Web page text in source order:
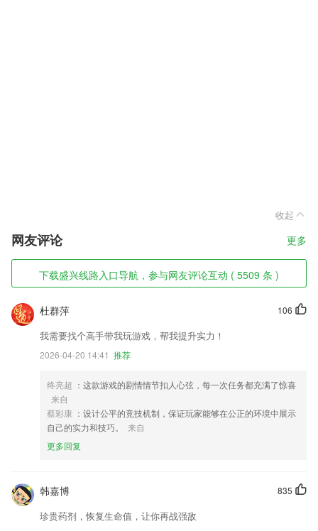
收起
网友评论 更多
下载盛兴线路入口导航，参与网友评论互动 ( 5509 条 )
106
杜群萍
我需要找个高手带我玩游戏，帮我提升实力！
2026-04-20 14:41 推荐
终亮超 ：这款游戏的剧情情节扣人心弦，每一次任务都充满了惊喜
来自
蔡彩康 ：设计公平的竞技机制，保证玩家能够在公正的环境中展示
自己的实力和技巧。
来自
更多回复
835
韩嘉博
珍贵药剂，恢复生命值，让你再战强敌